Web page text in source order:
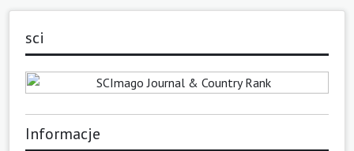
sci
Informacje